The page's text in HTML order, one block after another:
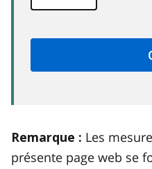
Remarque : Les
présente page web se